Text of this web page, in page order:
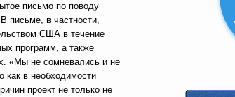
письмо по поводу
письме, в частности,
США в течение
программ, а также
«Мы не сомневались и не
как в необходимости
проект не только не